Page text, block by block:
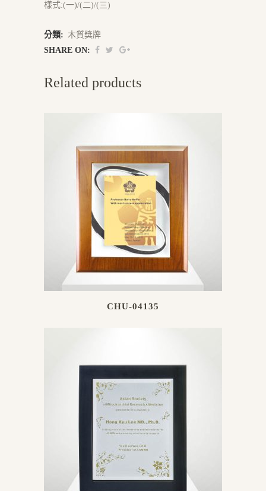
樣式:(一)/(二)/(三)
分類: 木質獎牌
SHARE ON:
Related products
CHU-04135